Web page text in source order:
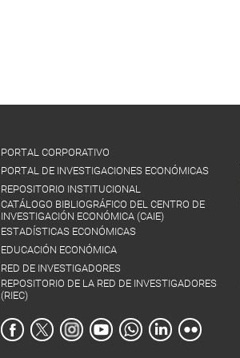
PORTAL CORPORATIVO
PORTAL DE INVESTIGACIONES ECONÓMICAS
REPOSITORIO INSTITUCIONAL
CATÁLOGO BIBLIOGRÁFICO DEL CENTRO DE
INVESTIGACIÓN ECONÓMICA (CAIE)
ESTADÍSTICAS ECONÓMICAS
EDUCACIÓN ECONÓMICA
RED DE INVESTIGADORES
REPOSITORIO DE LA RED DE INVESTIGADORES
(RIEC)